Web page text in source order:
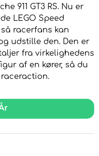
911 GT3 RS. Nu er
LEGO Speed
racerfans kan
udstille den. Den er
fra virkelighedens
af en kører, så du